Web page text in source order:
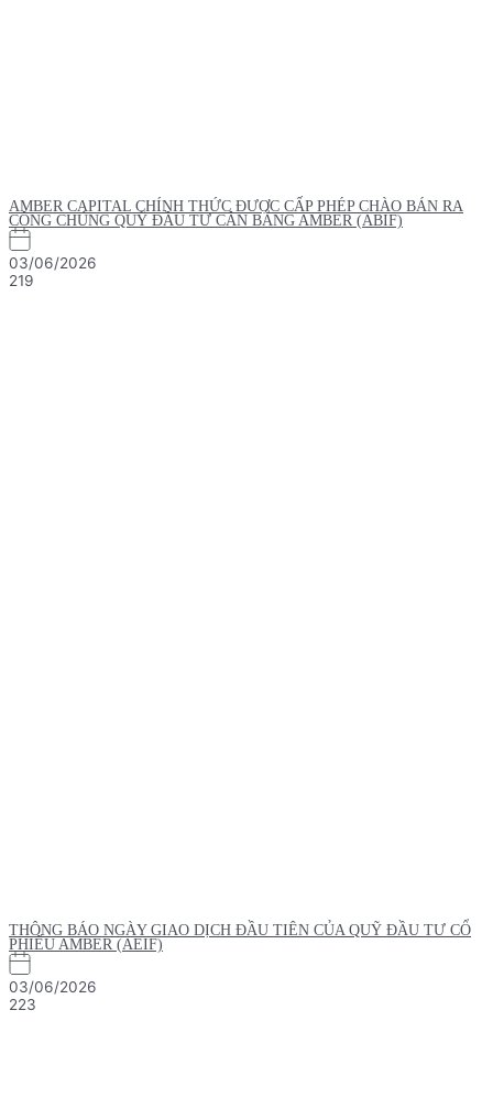
AMBER CAPITAL CHÍNH THỨC ĐƯỢC CẤP PHÉP CHÀO BÁN RA
CÔNG CHÚNG QUỸ ĐẦU TƯ CÂN BẰNG AMBER (ABIF)
03/06/2026
219
THÔNG BÁO NGÀY GIAO DỊCH ĐẦU TIÊN CỦA QUỸ ĐẦU TƯ CỔ
PHIẾU AMBER (AEIF)
03/06/2026
223